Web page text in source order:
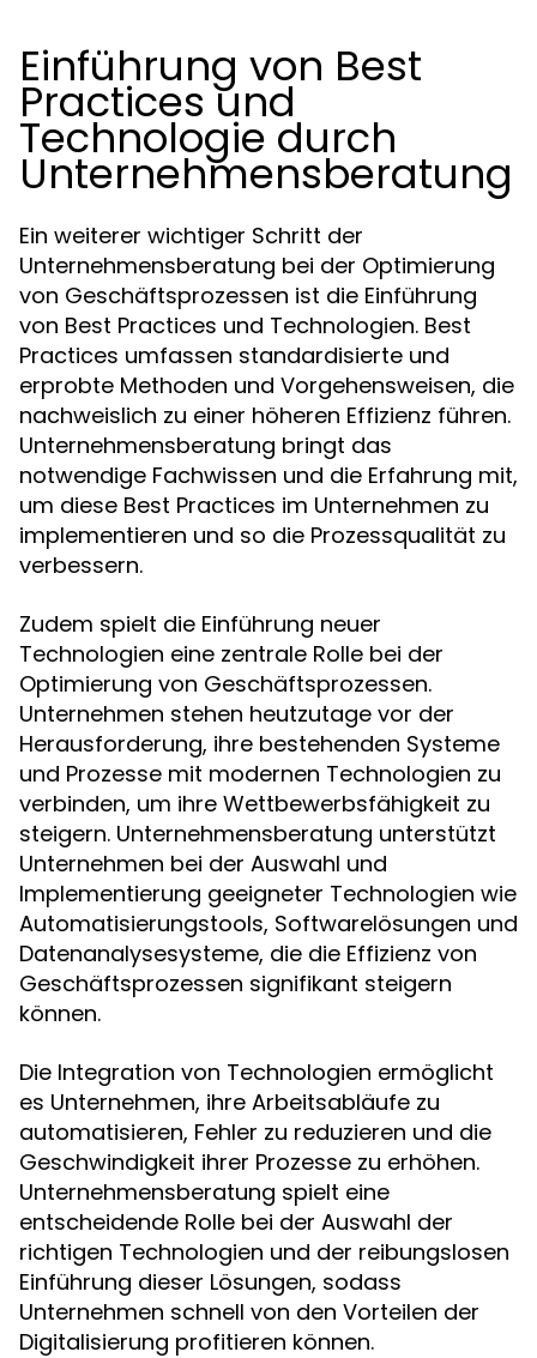
Einführung von Best
Practices und
Technologie durch
Unternehmensberatung
Ein weiterer wichtiger Schritt der
Unternehmensberatung bei der Optimierung
von Geschäftsprozessen ist die Einführung
von Best Practices und Technologien. Best
Practices umfassen standardisierte und
erprobte Methoden und Vorgehensweisen, die
nachweislich zu einer höheren Effizienz führen.
Unternehmensberatung bringt das
notwendige Fachwissen und die Erfahrung mit,
um diese Best Practices im Unternehmen zu
implementieren und so die Prozessqualität zu
verbessern.
Zudem spielt die Einführung neuer
Technologien eine zentrale Rolle bei der
Optimierung von Geschäftsprozessen.
Unternehmen stehen heutzutage vor der
Herausforderung, ihre bestehenden Systeme
und Prozesse mit modernen Technologien zu
verbinden, um ihre Wettbewerbsfähigkeit zu
steigern. Unternehmensberatung unterstützt
Unternehmen bei der Auswahl und
Implementierung geeigneter Technologien wie
Automatisierungstools, Softwarelösungen und
Datenanalysesysteme, die die Effizienz von
Geschäftsprozessen signifikant steigern
können.
Die Integration von Technologien ermöglicht
es Unternehmen, ihre Arbeitsabläufe zu
automatisieren, Fehler zu reduzieren und die
Geschwindigkeit ihrer Prozesse zu erhöhen.
Unternehmensberatung spielt eine
entscheidende Rolle bei der Auswahl der
richtigen Technologien und der reibungslosen
Einführung dieser Lösungen, sodass
Unternehmen schnell von den Vorteilen der
Digitalisierung profitieren können.